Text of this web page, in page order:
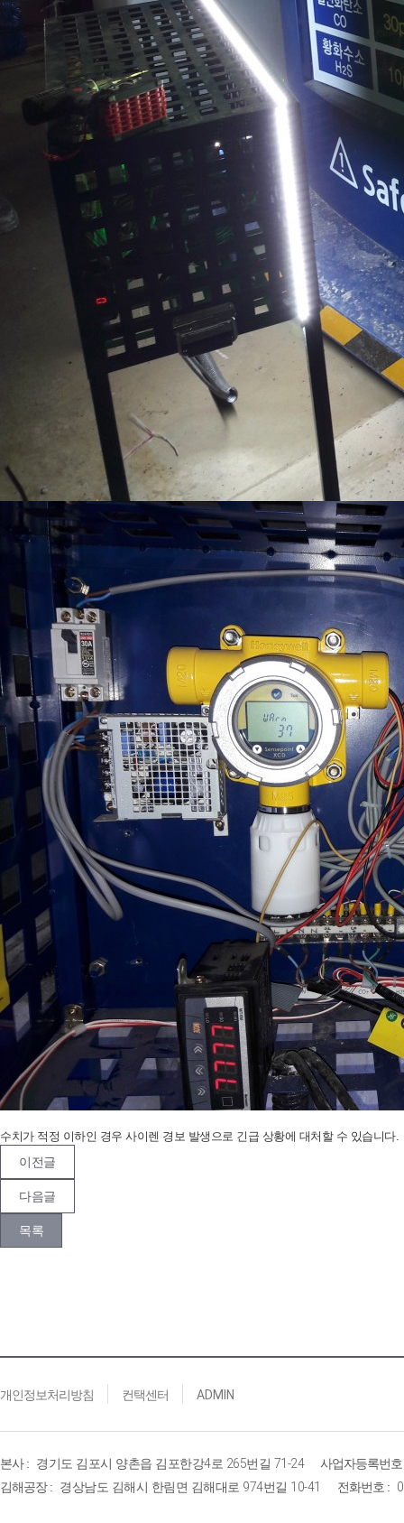
수치가 적정 이하인 경우 사이렌 경보 발생으로 긴급 상황에 대처할 수 있습니다.
이전글
다음글
목록
개인정보처리방침 컨택센터 ADMIN
본사 : 경기도 김포시 양촌읍 김포한강4로 265번길 71-24
사업자등록번호
김해공장 : 경상남도 김해시 한림면 김해대로 974번길 10-41 전화번호 :